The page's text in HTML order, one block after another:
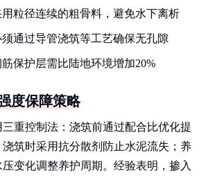
用粒径连续的粗骨料，避免水下离析
须通过导管浇筑等工艺确保无孔隙
筋保护层需比陆地环境增加20%
度保障策略
重控制法：浇筑前通过配合比优化提
筑时采用抗分散剂防止水泥流失；养
变化调整养护周期。经验表明，掺入